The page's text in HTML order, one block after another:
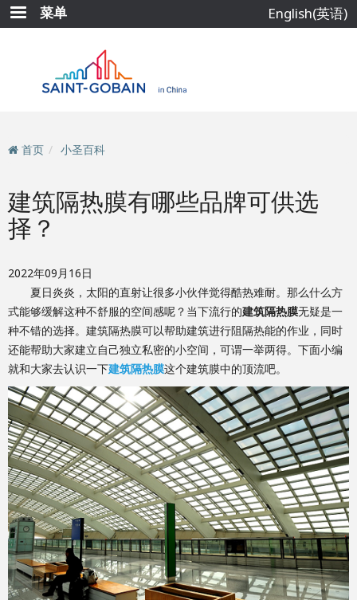
跳
转
菜单 English(英语)
首页 小圣百科
建筑隔热膜有哪些品牌可供选
择？
2022年09月16日
夏日炎炎，太阳的直射让很多小伙伴觉得酷热难耐。那么什么方
式能够缓解这种不舒服的空间感呢？当下流行的建筑隔热膜无疑是一
种不错的选择。建筑隔热膜可以帮助建筑进行阻隔热能的作业，同时
还能帮助大家建立自己独立私密的小空间，可谓一举两得。下面小编
就和大家去认识一下建筑隔热膜这个建筑膜中的顶流吧。